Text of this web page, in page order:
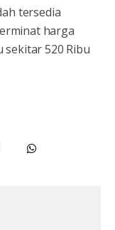
tersedia
harga
sekitar 520 Ribu